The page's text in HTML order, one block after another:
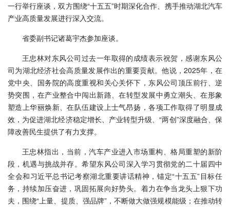
一行举行座谈，双方围绕“十五五”时期深化合作、携手推动湖北汽车
产业高质量发展进行深入交流。
省委副书记诸葛宇杰参加座谈。
王忠林对东风公司过去一年取得的成绩表示祝贺，感谢东风公
司为湖北经济社会高质量发展作出的重要贡献。他说，2025年，在
党中央、国务院的高度重视和关心关怀下，东风公司顶压前行、逆
势突围，在产业整合中闯出新路、在转型发展中勇立潮头、在形象
塑造上华丽焕新、在队伍建设上士气昂扬，各项工作取得了明显成
效，为促进湖北经济稳定增长、产业转型升级、“两创”深度融合、保
障改善民生提供了有力支撑。
王忠林指出，当前，汽车产业进入市场重构、格局重塑的新阶
段，机遇与挑战并存。希望东风公司深入学习贯彻党的二十届四中
全会和习近平总书记考察湖北重要讲话精神，锚定“十五五”目标任
务，持续加压奋进，巩固拓展向好势头。着力在争当龙头上狠下功
夫，围绕“上量、提质、强品牌”，不断做大做强规模能级；在推动转